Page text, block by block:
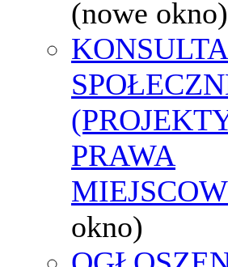
(nowe okno)
PRAWA
okno)